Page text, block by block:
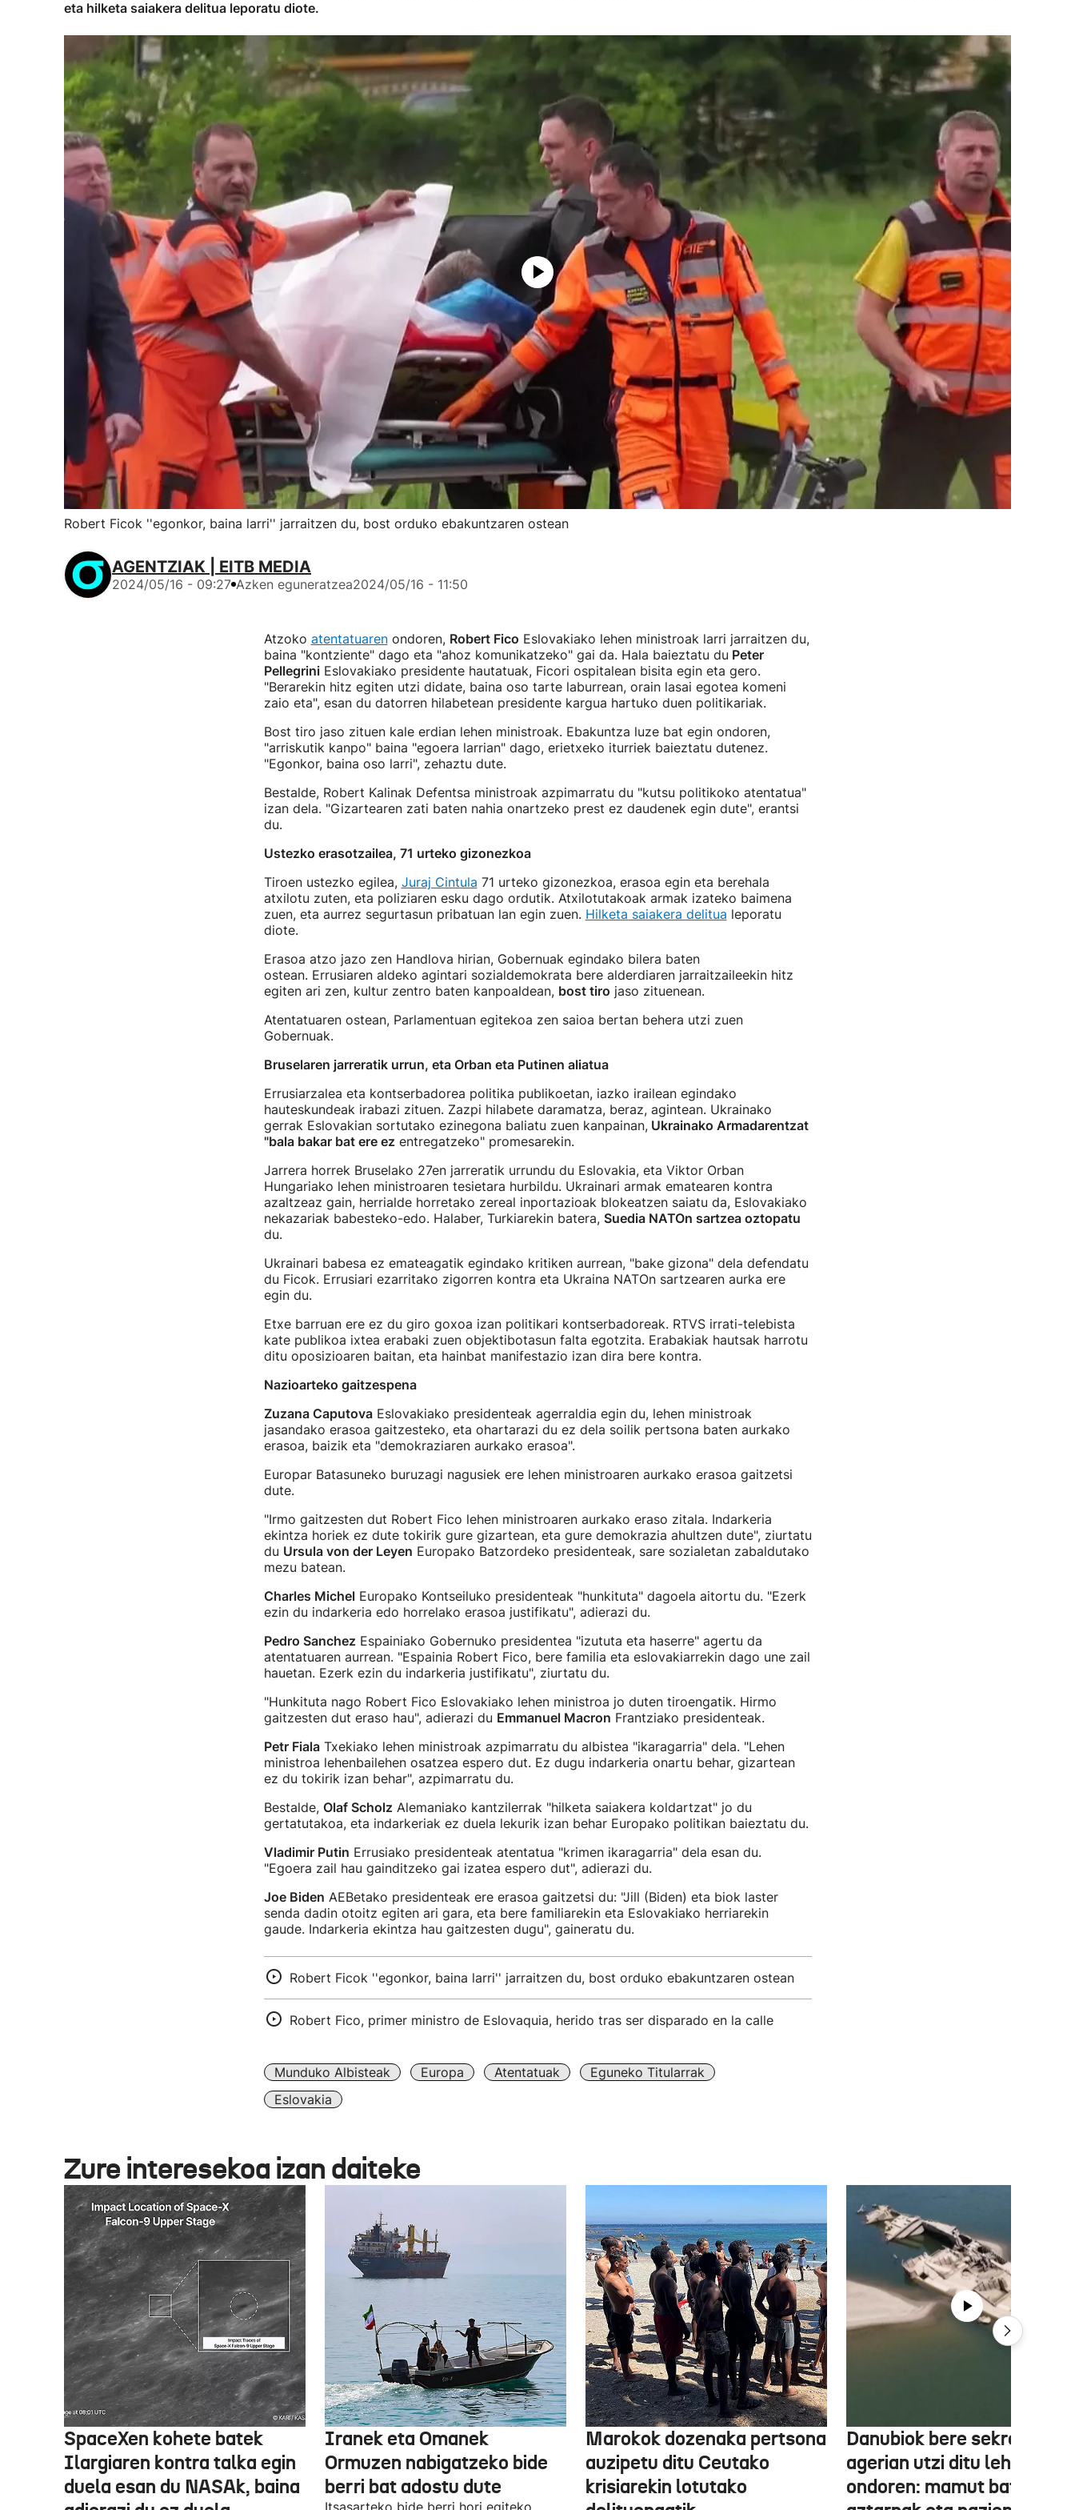
eta hilketa saiakera delitua leporatu diote.
Robert Ficok ''egonkor, baina larri'' jarraitzen du, bost orduko ebakuntzaren ostean
AGENTZIAK | EITB MEDIA
2024/05/16 - 09:27 Azken eguneratzea2024/05/16 - 11:50
Atzoko atentatuarenondoren, Robert Fico Eslovakiako lehen ministroak larri jarraitzen du,
baina "kontziente" dago eta "ahoz komunikatzeko" gai da. Hala baieztatu du Peter
PellegriniEslovakiako presidente hautatuak, Ficori ospitalean bisita egin eta gero.
"Berarekin hitz egiten utzi didate, baina oso tarte laburrean, orain lasai egotea komeni
zaio eta", esan du datorren hilabetean presidente kargua hartuko duen politikariak.
Bost tiro jaso zituen kale erdian lehen ministroak. Ebakuntza luze bat egin ondoren,
"arriskutik kanpo" baina "egoera larrian" dago, erietxeko iturriek baieztatu dutenez.
"Egonkor, baina oso larri", zehaztu dute.
Bestalde, Robert Kalinak Defentsa ministroak azpimarratu du "kutsu politikoko atentatua"
izan dela. "Gizartearen zati baten nahia onartzeko prest ez daudenek egin dute", erantsi
du.
Ustezko erasotzailea, 71 urteko gizonezkoa
Tiroen ustezko egilea, Juraj Cintula 71 urteko gizonezkoa, erasoa egin eta berehala
atxilotu zuten, eta poliziaren esku dago ordutik. Atxilotutakoak armak izateko baimena
zuen, eta aurrez segurtasun pribatuan lan egin zuen. Hilketa saiakera delitua leporatu
diote.
Erasoa atzo jazo zen Handlova hirian, Gobernuak egindako bilera baten
ostean. Errusiaren aldeko agintari sozialdemokrata bere alderdiaren jarraitzaileekin hitz
egiten ari zen, kultur zentro baten kanpoaldean, bost tiro jaso zituenean.
Atentatuaren ostean, Parlamentuan egitekoa zen saioa bertan behera utzi zuen
Gobernuak.
Bruselaren jarreratik urrun, eta Orban eta Putinen aliatua
Errusiarzalea eta kontserbadorea politika publikoetan, iazko irailean egindako
hauteskundeak irabazi zituen. Zazpi hilabete daramatza, beraz, agintean. Ukrainako
gerrak Eslovakian sortutako ezinegona baliatu zuen kanpainan,Ukrainako Armadarentzat
"bala bakar bat ere ezentregatzeko" promesarekin.
Jarrera horrek Bruselako 27en jarreratik urrundu du Eslovakia, eta Viktor Orban
Hungariako lehen ministroaren tesietara hurbildu. Ukrainari armak ematearen kontra
azaltzeaz gain, herrialde horretako zereal inportazioak blokeatzen saiatu da, Eslovakiako
nekazariak babesteko-edo. Halaber, Turkiarekin batera, Suedia NATOn sartzea oztopatu
du.
Ukrainari babesa ez emateagatik egindako kritiken aurrean, "bake gizona" dela defendatu
du Ficok. Errusiari ezarritako zigorren kontra eta Ukraina NATOn sartzearen aurka ere
egin du.
Etxe barruan ere ez du giro goxoa izan politikari kontserbadoreak. RTVS irrati-telebista
kate publikoa ixtea erabaki zuen objektibotasun falta egotzita. Erabakiak hautsak harrotu
ditu oposizioaren baitan, eta hainbat manifestazio izan dira bere kontra.
Nazioarteko gaitzespena
Zuzana CaputovaEslovakiako presidenteak agerraldia egin du, lehen ministroak
jasandako erasoa gaitzesteko, eta ohartarazi du ez dela soilik pertsona baten aurkako
erasoa, baizik eta "demokraziaren aurkako erasoa".
Europar Batasuneko buruzagi nagusiek ere lehen ministroaren aurkako erasoa gaitzetsi
dute.
"Irmo gaitzesten dut Robert Fico lehen ministroaren aurkako eraso zitala. Indarkeria
ekintza horiek ez dute tokirik gure gizartean, eta gure demokrazia ahultzen dute", ziurtatu
du Ursula von der Leyen Europako Batzordeko presidenteak, sare sozialetan zabaldutako
mezu batean.
Charles MichelEuropako Kontseiluko presidenteak "hunkituta" dagoela aitortu du. "Ezerk
ezin du indarkeria edo horrelako erasoa justifikatu", adierazi du.
Pedro SanchezEspainiako Gobernuko presidentea "izututa eta haserre" agertu da
atentatuaren aurrean. "Espainia Robert Fico, bere familia eta eslovakiarrekin dago une zail
hauetan. Ezerk ezin du indarkeria justifikatu", ziurtatu du.
"Hunkituta nago Robert Fico Eslovakiako lehen ministroa jo duten tiroengatik. Hirmo
gaitzesten dut eraso hau", adierazi du Emmanuel Macron Frantziako presidenteak.
Petr FialaTxekiako lehen ministroak azpimarratu du albistea "ikaragarria" dela. "Lehen
ministroa lehenbailehen osatzea espero dut. Ez dugu indarkeria onartu behar, gizartean
ez du tokirik izan behar", azpimarratu du.
Bestalde, Olaf ScholzAlemaniako kantzilerrak "hilketa saiakera koldartzat" jo du
gertatutakoa, eta indarkeriak ez duela lekurik izan behar Europako politikan baieztatu du.
Vladimir Putin Errusiako presidenteak atentatua "krimen ikaragarria" dela esan du.
"Egoera zail hau gainditzeko gai izatea espero dut", adierazi du.
Joe Biden AEBetako presidenteak ere erasoa gaitzetsi du: "Jill (Biden) eta biok laster
senda dadin otoitz egiten ari gara, eta bere familiarekin eta Eslovakiako herriarekin
gaude. Indarkeria ekintza hau gaitzesten dugu", gaineratu du.
Robert Ficok ''egonkor, baina larri'' jarraitzen du, bost orduko ebakuntzaren ostean
Robert Fico, primer ministro de Eslovaquia, herido tras ser disparado en la calle
Munduko Albisteak Europa Atentatuak
Eguneko Titularrak
Eslovakia
Zure interesekoa izan daiteke
SpaceXen kohete batek
Ilargiaren kontra talka egin
duela esan du NASAk, baina
Iranek eta Omanek
Ormuzen nabigatzeko bide
berri bat adostu dute
Itsasarteko bide berri hori egiteko
Marokok dozenaka pertsona
auzipetu ditu Ceutako
krisiarekin lotutako
Danubiok bere sekretuak
agerian utzi ditu
ondoren: mamut baten